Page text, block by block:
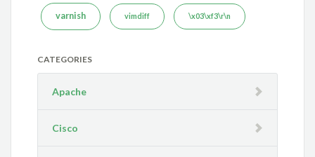
varnish vimdiff \x03\xf3\r\n
CATEGORIES
Apache
Cisco